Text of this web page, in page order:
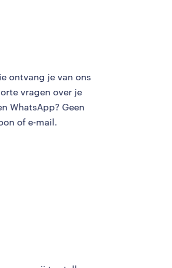
ontvang je van ons
vragen over je
WhatsApp? Geen
of e-mail.